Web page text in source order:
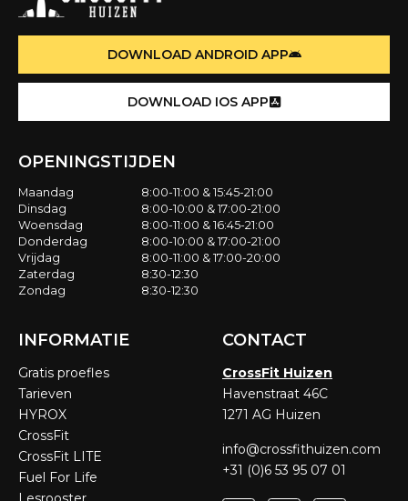
DOWNLOAD ANDROID APP
DOWNLOAD IOS APP
OPENINGSTIJDEN
Maandag
8:00-11:00 & 15:45-21:00
Dinsdag
8:00-10:00 & 17:00-21:00
Woensdag
8:00-11:00 & 16:45-21:00
Donderdag
8:00-10:00 & 17:00-21:00
Vrijdag
8:00-11:00 & 17:00-20:00
Zaterdag
8:30-12:30
Zondag
8:30-12:30
INFORMATIE
Gratis proefles
Tarieven
HYROX
CrossFit
CrossFit LITE
Fuel For Life
CONTACT
CrossFit Huizen
Havenstraat 46C
1271 AG Huizen
info@crossfithuizen.com
+31 (0)6 53 95 07 01